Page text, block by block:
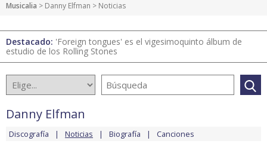
Musicalia > Danny Elfman > Noticias
Destacado: 'Foreign tongues' es el vigesimoquinto álbum de
estudio de los Rolling Stones
Danny Elfman
Discografía Noticias Biografía Canciones